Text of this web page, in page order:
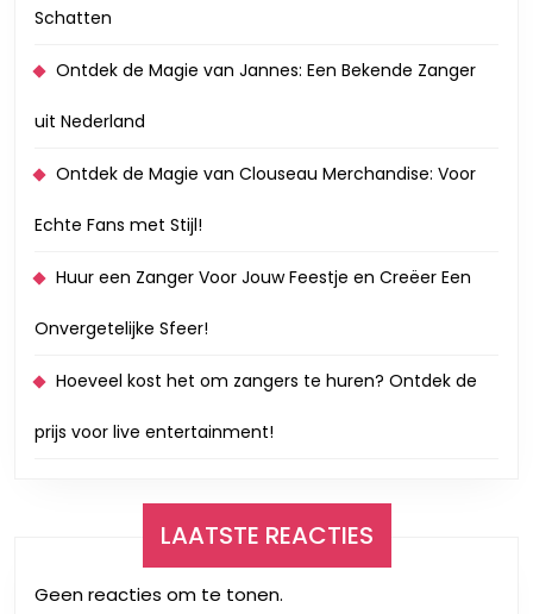
Schatten
Ontdek de Magie van Jannes: Een Bekende Zanger
uit Nederland
Ontdek de Magie van Clouseau Merchandise: Voor
Echte Fans met Stijl!
Huur een Zanger Voor Jouw Feestje en Creëer Een
Onvergetelijke Sfeer!
Hoeveel kost het om zangers te huren? Ontdek de
prijs voor live entertainment!
LAATSTE REACTIES
Geen reacties om te tonen.